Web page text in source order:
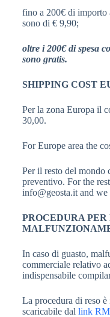
fino a 200€ di importo
sono di € 9,90;
oltre i 200€ di spesa
sono gratis.
SHIPPING COST
Per la zona Europa il
30,00.
For Europe area the
Per il resto del mondo
preventivo. For the
info@geosta.it and
PROCEDURA
In caso di guasto,
commerciale relativo
indispensabile
La procedura di reso
scaricabile dal link